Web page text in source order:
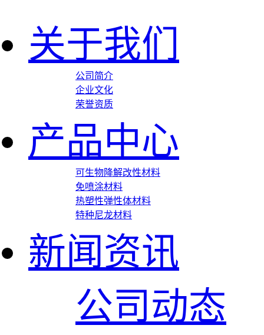
关于我们
公司简介
企业文化
荣誉资质
产品中心
可生物降解改性材料
免喷涂材料
热塑性弹性体材料
特种尼龙材料
新闻资讯
公司动态